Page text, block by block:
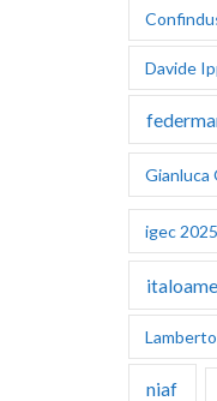
Davide
Gianluca
igec 2025
niaf